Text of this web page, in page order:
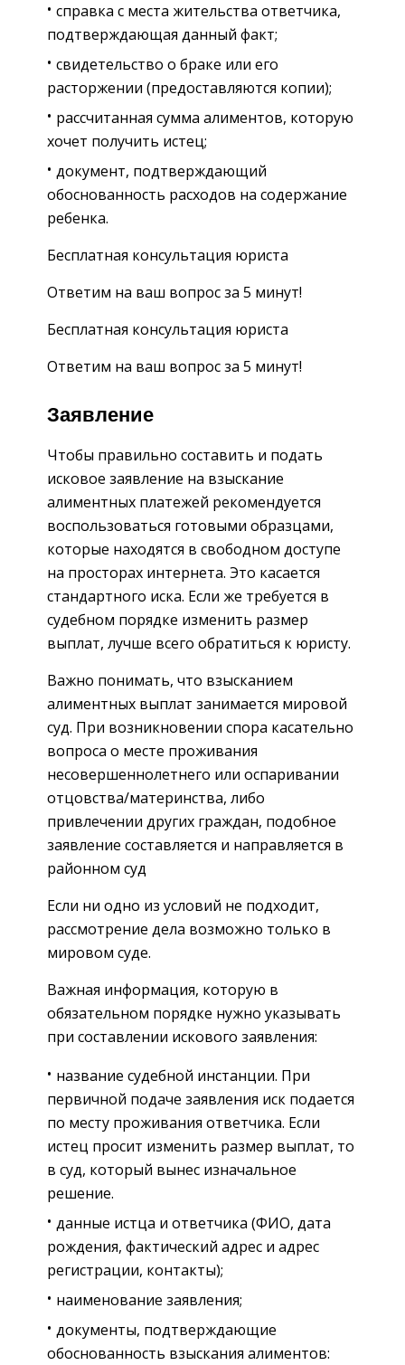
справка с места жительства ответчика,
подтверждающая данный факт;
свидетельство о браке или его
расторжении (предоставляются копии);
рассчитанная сумма алиментов, которую
хочет получить истец;
документ, подтверждающий
обоснованность расходов на содержание
ребенка.
Бесплатная консультация юриста
Ответим на ваш вопрос за 5 минут!
Бесплатная консультация юриста
Ответим на ваш вопрос за 5 минут!
Заявление
Чтобы правильно составить и подать
исковое заявление на взыскание
алиментных платежей рекомендуется
воспользоваться готовыми образцами,
которые находятся в свободном доступе
на просторах интернета. Это касается
стандартного иска. Если же требуется в
судебном порядке изменить размер
выплат, лучше всего обратиться к юристу.
Важно понимать, что взысканием
алиментных выплат занимается мировой
суд. При возникновении спора касательно
вопроса о месте проживания
несовершеннолетнего или оспаривании
отцовства/материнства, либо
привлечении других граждан, подобное
заявление составляется и направляется в
районном суд
Если ни одно из условий не подходит,
рассмотрение дела возможно только в
мировом суде.
Важная информация, которую в
обязательном порядке нужно указывать
при составлении искового заявления:
название судебной инстанции. При
первичной подаче заявления иск подается
по месту проживания ответчика. Если
истец просит изменить размер выплат, то
в суд, который вынес изначальное
решение.
данные истца и ответчика (ФИО, дата
рождения, фактический адрес и адрес
регистрации, контакты);
наименование заявления;
документы, подтверждающие
обоснованность взыскания алиментов: